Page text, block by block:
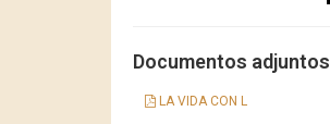
Documentos adjuntos
LA VIDA CON L